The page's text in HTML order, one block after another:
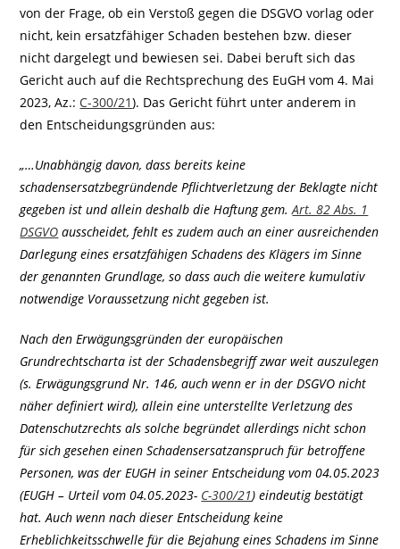
von der Frage, ob ein Verstoß gegen die DSGVO vorlag oder
nicht, kein ersatzfähiger Schaden bestehen bzw. dieser
nicht dargelegt und bewiesen sei. Dabei beruft sich das
Gericht auch auf die Rechtsprechung des EuGH vom 4. Mai
2023, Az.: C-300/21). Das Gericht führt unter anderem in
den Entscheidungsgründen aus:
„…Unabhängig davon, dass bereits keine
schadensersatzbegründende Pflichtverletzung der Beklagte nicht
gegeben ist und allein deshalb die Haftung gem.Art. 82 Abs. 1
DSGVO ausscheidet, fehlt es zudem auch an einer ausreichenden
Darlegung eines ersatzfähigen Schadens des Klägers im Sinne
der genannten Grundlage, so dass auch die weitere kumulativ
notwendige Voraussetzung nicht gegeben ist.
Nach den Erwägungsgründen der europäischen
Grundrechtscharta ist der Schadensbegriff zwar weit auszulegen
(s. Erwägungsgrund Nr. 146, auch wenn er in der DSGVO nicht
näher definiert wird), allein eine unterstellte Verletzung des
Datenschutzrechts als solche begründet allerdings nicht schon
für sich gesehen einen Schadensersatzanspruch für betroffene
Personen, was der EUGH in seiner Entscheidung vom 04.05.2023
(EUGH – Urteil vom 04.05.2023- C-300/21) eindeutig bestätigt
hat. Auch wenn nach dieser Entscheidung keine
Erheblichkeitsschwelle für die Bejahung eines Schadens im Sinne